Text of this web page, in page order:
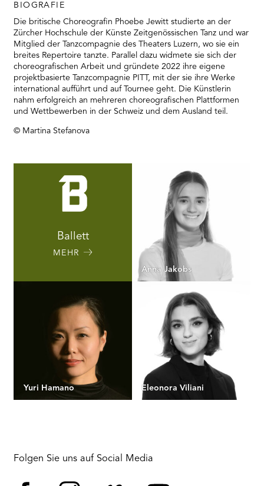
BIOGRAFIE
Die britische Choreografin Phoebe Jewitt studierte an der
Zürcher Hochschule der Künste Zeitgenössischen Tanz und war
Mitglied der Tanzcompagnie des Theaters Luzern, wo sie ein
breites Repertoire tanzte. Parallel dazu widmete sie sich der
choreografischen Arbeit und gründete 2022 ihre eigene
projektbasierte Tanzcompagnie PITT, mit der sie ihre Werke
international aufführt und auf Tournee geht. Die Künstlerin
nahm erfolgreich an mehreren choreografischen Plattformen
und Wettbewerben in der Schweiz und dem Ausland teil.
© Martina Stefanova
Ballett
MEHR
Anna Jakobs
Yuri Hamano Eleonora Viliani
Folgen Sie uns auf Social Media